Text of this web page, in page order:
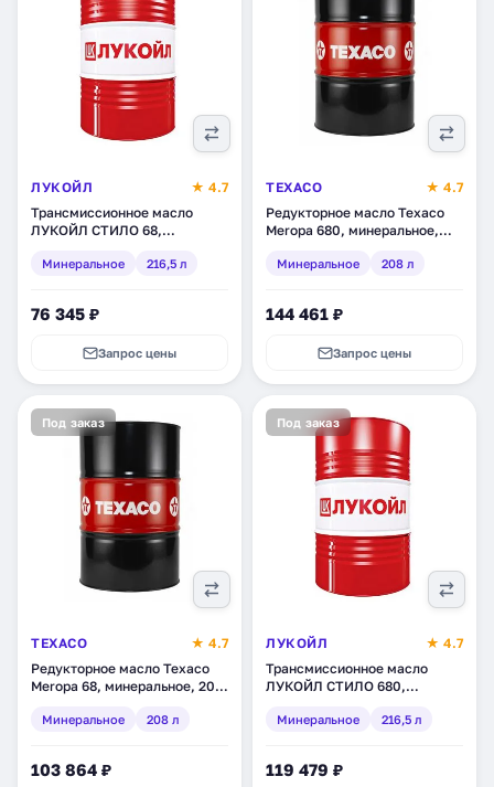
ЛУКОЙЛ
★ 4.7
Трансмиссионное масло
ЛУКОЙЛ СТИЛО 68,
Минеральное 216,5 л
76 345 ₽
Запрос цены
TEXACO
★ 4.7
Редукторное масло Texaco
Meropa 680, минеральное,
Минеральное 208 л
144 461 ₽
Запрос цены
Под заказ
TEXACO
★ 4.7
Редукторное масло Texaco
Meropa 68, минеральное, 208
Минеральное 208 л
103 864 ₽
Под заказ
ЛУКОЙЛ
★ 4.7
Трансмиссионное масло
ЛУКОЙЛ СТИЛО 680,
(132970)
Минеральное 216,5 л
119 479 ₽